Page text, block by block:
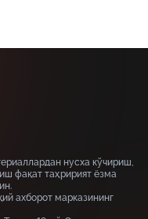
нусха кўчириш,
фақат таҳририят ёзма
ахборот марказининг